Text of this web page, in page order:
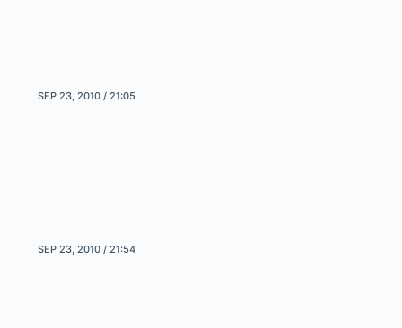
SEP 23, 2010 / 21:05
SEP 23, 2010 / 21:54